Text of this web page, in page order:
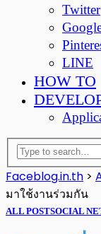
Twitter
LINE
HOW TO
Faceblog.in.th >
มาใช้งานร่วมกัน
ALL POSTSOCIAL